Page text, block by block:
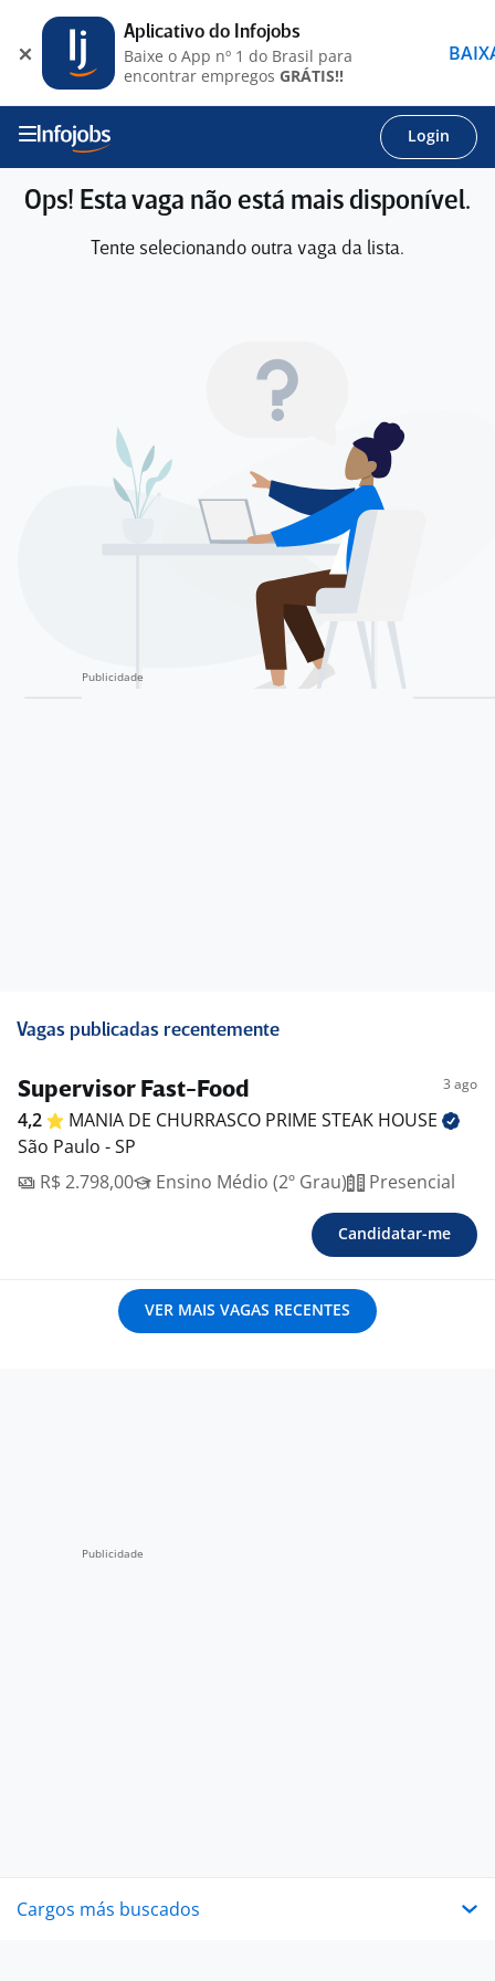
Login
Ops! Esta vaga não está mais disponível.
Tente selecionando outra vaga da lista.
Vagas publicadas recentemente
Supervisor Fast-Food 3 ago
4,2 MANIA DE CHURRASCO PRIME STEAK HOUSE
São Paulo - SP
R$ 2.798,00
Ensino Médio (2º Grau) Presencial
Candidatar-me
VER MAIS VAGAS RECENTES
Cargos más buscados
Aplicativo do Infojobs
Baixe o App nº 1 do Brasil para
encontrar empregos GRÁTIS!!